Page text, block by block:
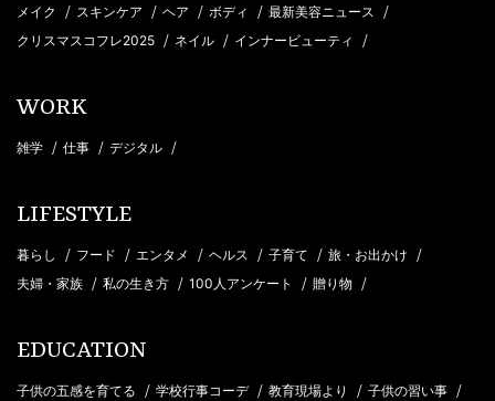
メイク / スキンケア / ヘア / ボディ / 最新美容ニュース /
クリスマスコフレ2025 / ネイル / インナービューティ /
WORK
雑学 / 仕事 / デジタル /
LIFESTYLE
暮らし / フード / エンタメ / ヘルス / 子育て / 旅・お出かけ /
夫婦・家族 / 私の生き方 / 100人アンケート / 贈り物 /
EDUCATION
子供の五感を育てる / 学校行事コーデ / 教育現場より / 子供の習い事 /